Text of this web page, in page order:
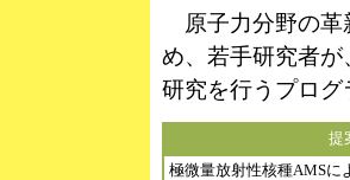
原子力分野の革
め、若手研究者
研究を行うプログ
提
極微量放射性核種AMSに